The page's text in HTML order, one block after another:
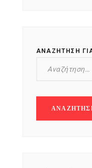
ΑΝΑΖΉΤΗΣΗ